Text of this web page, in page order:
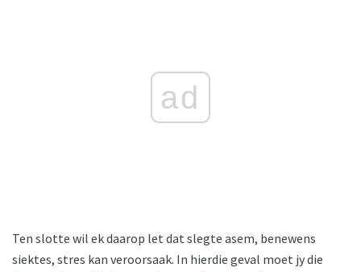
ad
Ten slotte wil ek daarop let dat slegte asem, benewens
siektes, stres kan veroorsaak. In hierdie geval moet jy die